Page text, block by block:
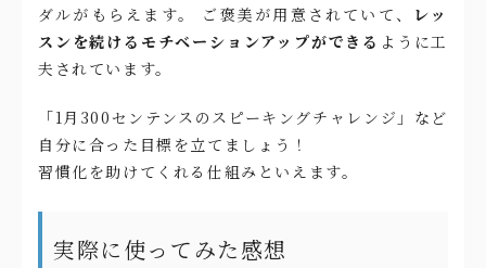
ダルがもらえます。 ご褒美が用意されていて、 レッ
スンを続けるモチベーションアップができる ように工
夫されています。
「1月300センテンスのスピーキングチャレンジ」など
自分に合った目標を立てましょう！
習慣化を助けてくれる仕組みといえます。
実際に使ってみた感想